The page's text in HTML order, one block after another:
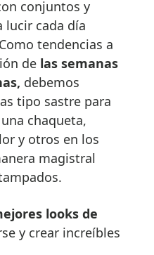
conjuntos y
lucir cada día
tendencias a
de las semanas
debemos
tipo sastre para
chaqueta,
y otros en los
magistral
looks de
y crear increíbles